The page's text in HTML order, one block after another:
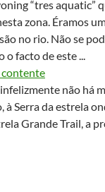
“tres aquatic”
zona. Éramos
no rio. Não se
o facto de este ...
contente
não há
à Serra da estrela
Grande Trail, a